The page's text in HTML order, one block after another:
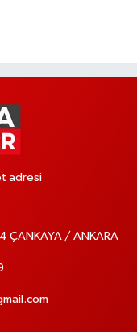
adresi
ÇANKAYA / ANKARA